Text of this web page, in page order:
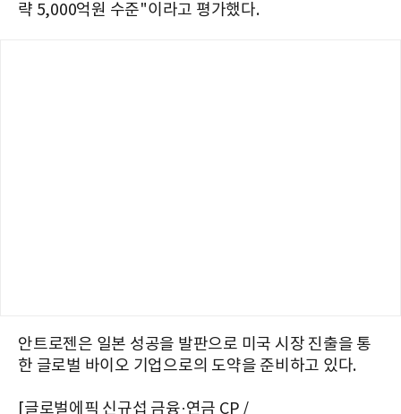
략 5,000억원 수준"이라고 평가했다.
안트로젠은 일본 성공을 발판으로 미국 시장 진출을 통
한 글로벌 바이오 기업으로의 도약을 준비하고 있다.
[글로벌에픽 신규섭 금융·연금 CP /